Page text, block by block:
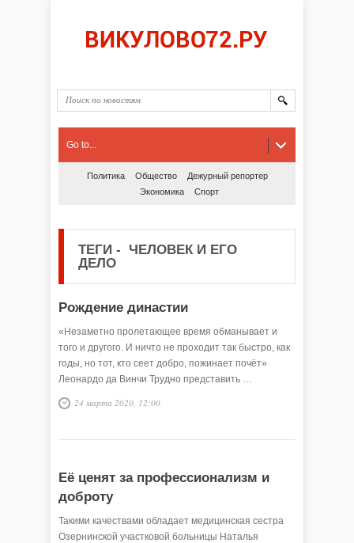
Go to...
Политика Общество
Дежурный репортер
Экономика
Спорт
ТЕГИ - ЧЕЛОВЕК И ЕГО
ДЕЛО
Рождение династии
«Незаметно пролетающее время обманывает и
того и другого. И ничто не проходит так быстро, как
годы, но тот, кто сеет добро, пожинает почёт»
Леонардо да Винчи Трудно представить …
24 марта 2020, 12:00
Её ценят за профессионализм и
доброту
Такими качествами обладает медицинская сестра
Озернинской участковой больницы Наталья